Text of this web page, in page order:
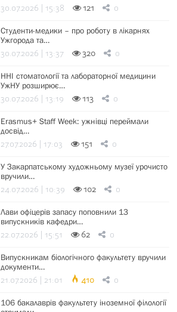
30.07.2026 | 15:38 121 0
Студенти-медики – про роботу в лікарнях
Ужгорода та…
30.07.2026 | 13:37 320 0
ННІ стоматології та лабораторної медицини
УжНУ розширює…
30.07.2026 | 13:19 113 0
Erasmus+ Staff Week: ужнівці переймали
досвід…
27.07.2026 | 17:03 151 0
У Закарпатському художньому музеї урочисто
вручили…
24.07.2026 | 10:39 102 0
Лави офіцерів запасу поповнили 13
випускників кафедри…
22.07.2026 | 15:51 62 0
Випускникам біологічного факультету вручили
документи…
21.07.2026 | 21:01 410 0
106 бакалаврів факультету іноземної філології